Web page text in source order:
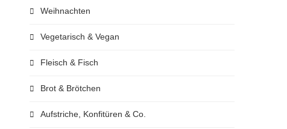
Weihnachten
Vegetarisch & Vegan
Fleisch & Fisch
Brot & Brötchen
Aufstriche, Konfitüren & Co.